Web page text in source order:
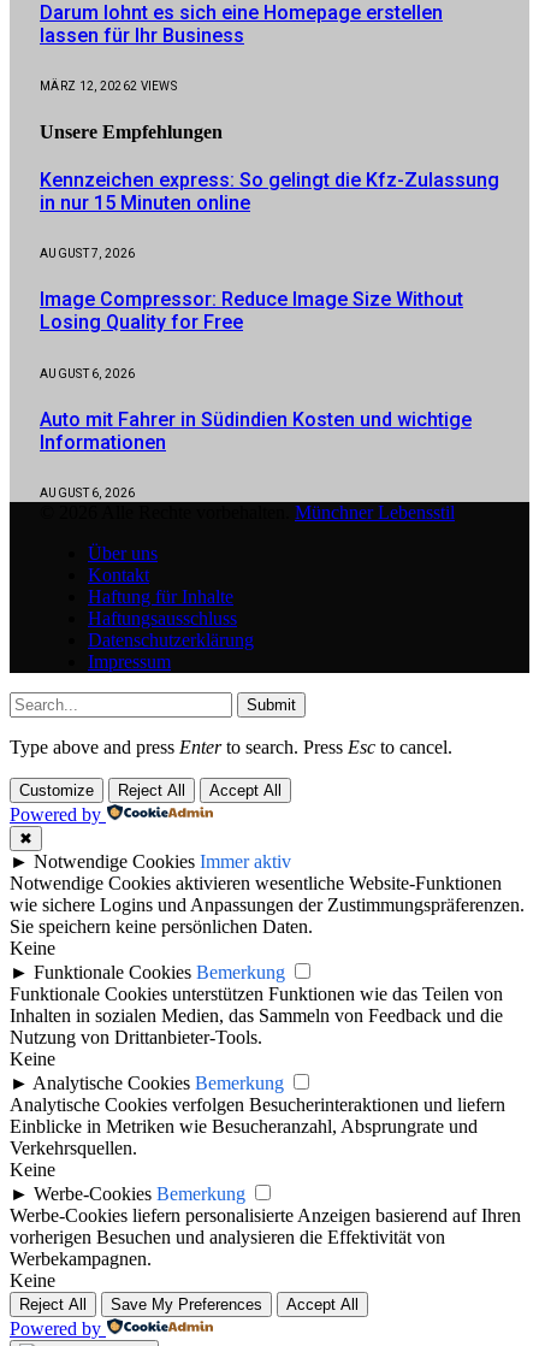
Darum lohnt es sich eine Homepage erstellen
lassen für Ihr Business
MÄRZ 12, 20262 VIEWS
Unsere Empfehlungen
Kennzeichen express: So gelingt die Kfz-Zulassung
in nur 15 Minuten online
AUGUST 7, 2026
Image Compressor: Reduce Image Size Without
Losing Quality for Free
AUGUST 6, 2026
Auto mit Fahrer in Südindien Kosten und wichtige
Informationen
AUGUST 6, 2026
Münchner Lebensstil
Über uns
Kontakt
Haftung für Inhalte
Haftungsausschluss
Datenschutzerklärung
Impressum
Submit
Type above and press Enterto search. Press Esc to cancel.
Customize Reject All Accept All
Powered by
✖
► Notwendige Cookies Immer aktiv
Notwendige Cookies aktivieren wesentliche Website-Funktionen
wie sichere Logins und Anpassungen der Zustimmungspräferenzen.
Sie speichern keine persönlichen Daten.
Keine
► Funktionale Cookies Bemerkung
Funktionale Cookies unterstützen Funktionen wie das Teilen von
Inhalten in sozialen Medien, das Sammeln von Feedback und die
Nutzung von Drittanbieter-Tools.
Keine
► Analytische Cookies Bemerkung
Analytische Cookies verfolgen Besucherinteraktionen und liefern
Einblicke in Metriken wie Besucheranzahl, Absprungrate und
Verkehrsquellen.
Keine
► Werbe-Cookies Bemerkung
Werbe-Cookies liefern personalisierte Anzeigen basierend auf Ihren
vorherigen Besuchen und analysieren die Effektivität von
Werbekampagnen.
Keine
Reject All Save My Preferences Accept All
Powered by